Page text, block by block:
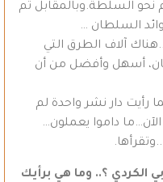
نحو السلطة.وبالمقابل تم
السلطان …
آلاف الطرق التي
أسهل وأفضل من أن
رأيت دار نشر واحدة لم
داموا يعملون…
الكردي ؟.. وما هي برأيك